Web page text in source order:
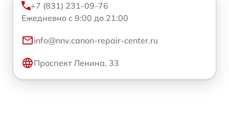
+7 (831) 231-09-76
Ежедневно с 9:00 до 21:00
info@nnv.canon-repair-center.ru
Проспект Ленина, 33